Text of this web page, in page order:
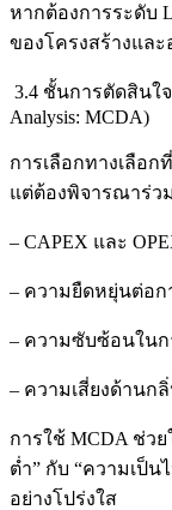
หากต้องการระดับ
ของโครงสร้างแล
3.4 ชั้นการตัดสินใจ
Analysis: MCDA)
การเลือกทางเลือก
แต่ต้องพิจารณาร่ว
– CAPEX และ
– ความยืดหยุ่นต่อ
– ความซับซ้อนในก
– ความเสี่ยงด้าน
การใช้ MCDA ช่ว
ต่ำ” กับ “ความเป็น
อย่างโปร่งใส